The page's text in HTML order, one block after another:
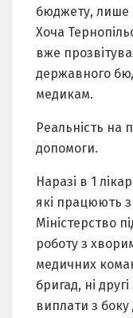
бюджету, лише
Хоча
вже
державного
медикам.
Реальність на
допомоги.
Наразі в 1
які працюють
Міністерство
роботу з
медичних
бригад, ні
виплати з